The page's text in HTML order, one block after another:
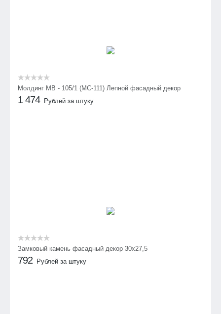
Молдинг МВ - 105/1 (МС-111) Лепной фасадный декор
1 474 Рублей за штуку
Замковый камень фасадный декор 30х27,5
792 Рублей за штуку